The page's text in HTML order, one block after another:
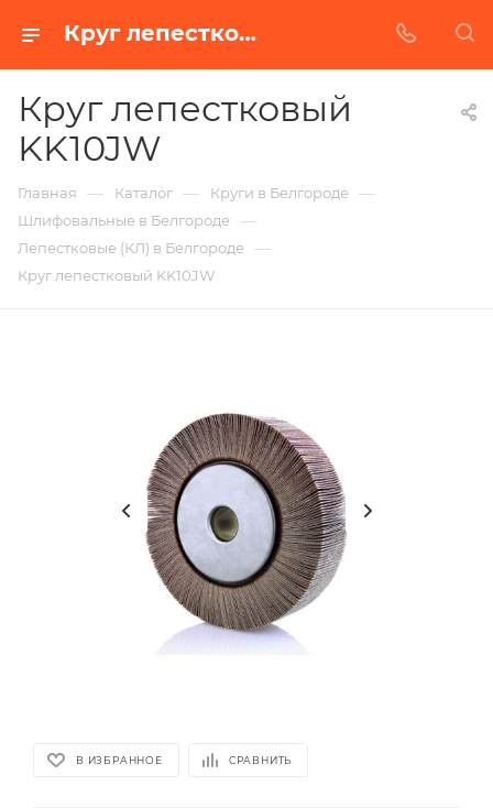
Круг лепестковый KK10JW в Белгороде | Купить по недорогой цене от Абразивного Завода
Круг лепестковый
KK10JW
Главная — Каталог — Круги в Белгороде —
Шлифовальные в Белгороде —
Лепестковые (КЛ) в Белгороде —
Круг лепестковый KK10JW
В ИЗБРАННОЕ СРАВНИТЬ